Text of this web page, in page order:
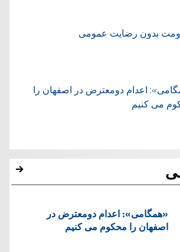
بدون رضایت عمومی
اعدام دومعترض در اصفهان را
می کنیم
«همگامی»: اعدام دومعترض در
اصفهان را محکوم می کنیم